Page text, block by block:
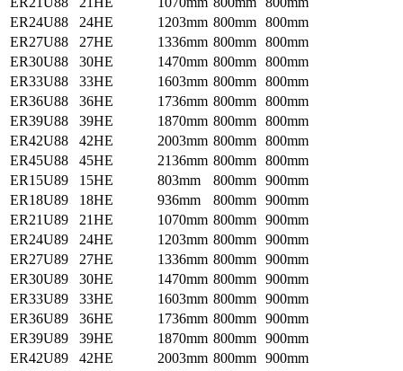
ER24U88
24HE 1203mm 800mm 800mm
ER27U88
27HE 1336mm 800mm 800mm
ER30U88
30HE 1470mm 800mm 800mm
ER33U88
33HE 1603mm 800mm 800mm
ER36U88
36HE 1736mm 800mm 800mm
ER39U88
39HE 1870mm 800mm 800mm
ER42U88
42HE 2003mm 800mm 800mm
ER45U88
45HE 2136mm 800mm 800mm
ER15U89
15HE 803mm 800mm 900mm
ER18U89
18HE 936mm 800mm 900mm
ER21U89
21HE 1070mm 800mm 900mm
ER24U89
24HE 1203mm 800mm 900mm
ER27U89
27HE 1336mm 800mm 900mm
ER30U89
30HE 1470mm 800mm 900mm
ER33U89
33HE 1603mm 800mm 900mm
ER36U89
36HE 1736mm 800mm 900mm
ER39U89
39HE 1870mm 800mm 900mm
ER42U89
42HE 2003mm 800mm 900mm